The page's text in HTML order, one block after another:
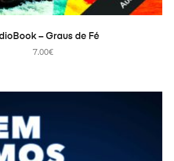
AÑADIR AL CARRITO
– Graus de Fé
7.00€